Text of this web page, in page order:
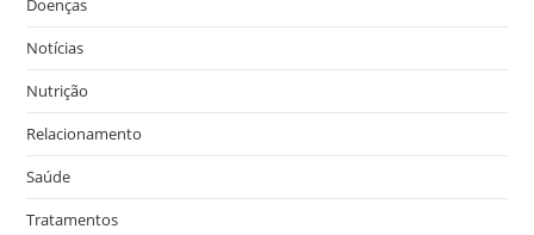
Doenças
Notícias
Nutrição
Relacionamento
Saúde
Tratamentos